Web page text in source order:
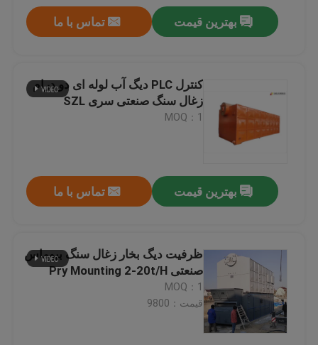
بهترین قیمت تماس با ما
کنترل PLC دیگ آب لوله ای دو درام
زغال سنگ صنعتی سری SZL
MOQ：1
بهترین قیمت تماس با ما
ظرفیت دیگ بخار زغال سنگ بیوماس
صنعتی Pry Mounting 2-20t/H
MOQ：1
قیمت：9800